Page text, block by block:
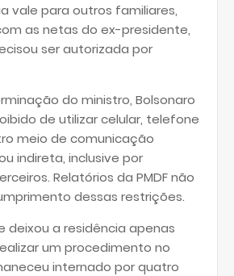
vale para outros familiares,
as netas do ex-presidente,
ser autorizada por
do ministro, Bolsonaro
de utilizar celular, telefone
meio de comunicação
indireta, inclusive por
Relatórios da PMDF não
dessas restrições.
deixou a residência apenas
um procedimento no
internado por quatro